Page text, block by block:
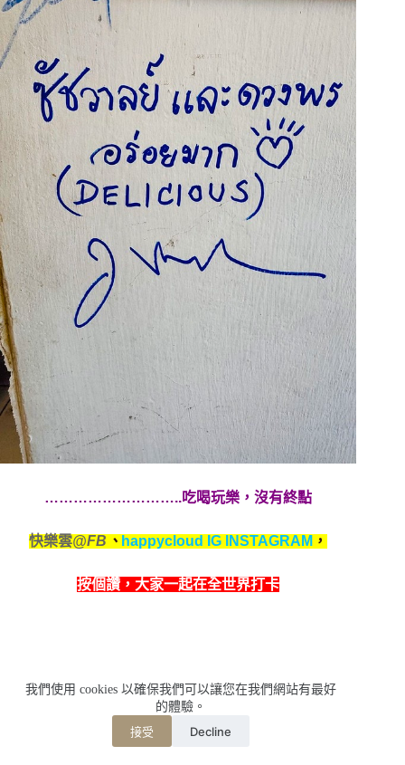
我們使用 cookies 以確保我們可以讓您在我們網站有最好
的體驗。
接受 Decline
………………………..吃喝玩樂，沒有終點
快樂雲@FB 、 happycloud IG INSTAGRAM ，
按個讚， 大家一起在全世界打卡